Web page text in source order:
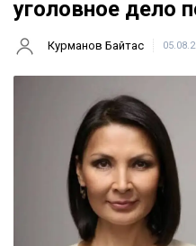
уголовное дело
Курманов Байтас